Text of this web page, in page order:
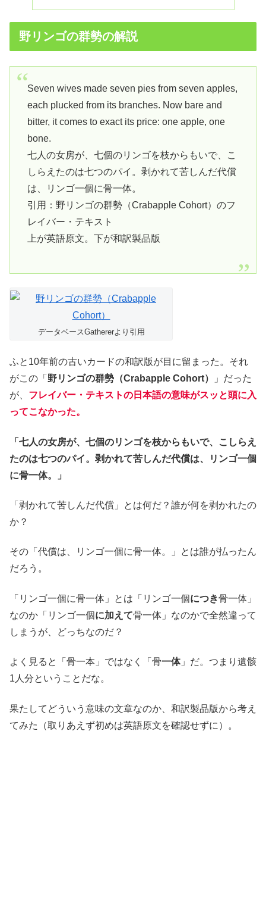
野リンゴの群勢の解説
Seven wives made seven pies from seven apples,
each plucked from its branches. Now bare and
bitter, it comes to exact its price: one apple, one
bone.
七人の女房が、七個のリンゴを枝からもいで、こ
しらえたのは七つのパイ。剥かれて苦しんだ代償
は、リンゴ一個に骨一体。
引用：野リンゴの群勢（Crabapple Cohort）のフ
レイバー・テキスト
上が英語原文。下が和訳製品版
データベースGathererより引用
ふと10年前の古いカードの和訳版が目に留まった。それ
がこの「 野リンゴの群勢（Crabapple Cohort）
」だった
が、 フレイバー・テキストの日本語の意味がスッと頭に入
ってこなかった。
「七人の女房が、七個のリンゴを枝からもいで、こしらえ
たのは七つのパイ。剥かれて苦しんだ代償は、リンゴ一個
に骨一体。」
「剥かれて苦しんだ代償」とは何だ？誰が何を剥かれたの
か？
その「代償は、リンゴ一個に骨一体。」とは誰が払ったん
だろう。
「リンゴ一個に骨一体」とは「リンゴ一個につき骨一体」
なのか「リンゴ一個に加えて骨一体」なのかで全然違って
しまうが、どっちなのだ？
よく見ると「骨一本」ではなく「骨一体」だ。つまり遺骸
1人分ということだな。
果たしてどういう意味の文章なのか、和訳製品版から考え
てみた（取りあえず初めは英語原文を確認せずに）。